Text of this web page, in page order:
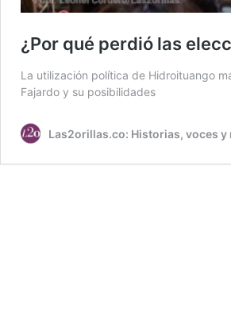
¿Por qué perdió las
La utilización política de Hidroituango
Fajardo y su posibilidades
Las2orillas.co: Historias, voces